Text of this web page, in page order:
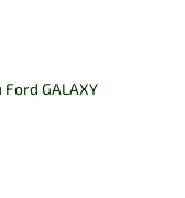
GALAXY